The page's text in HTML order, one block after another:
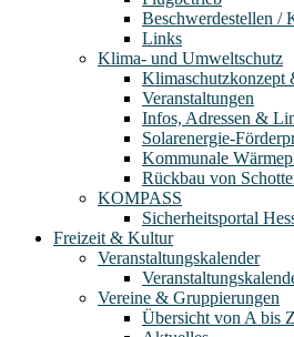
Beschwerdestellen /
Links
Klima- und Umweltschutz
Veranstaltungen
Infos, Adressen &
Solarenergie-
Kommunale
Rückbau von
KOMPASS
Sicherheitsportal
Freizeit & Kultur
Veranstaltungskalender
Vereine & Gruppierungen
Übersicht von A bis Z